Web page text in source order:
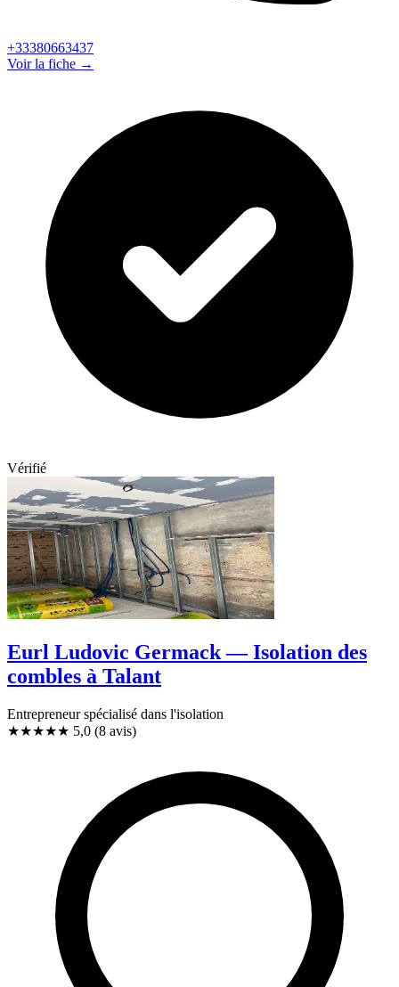
+33380663437
Voir la fiche →
Vérifié
Eurl Ludovic Germack — Isolation des
combles à Talant
Entrepreneur spécialisé dans l'isolation
★★★★★ 5,0 (8 avis)